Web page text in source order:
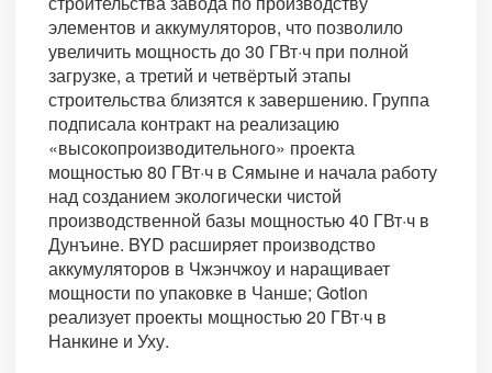
элементов и аккумуляторов, что позволило
увеличить мощность до 30 ГВт·ч при полной
загрузке, а третий и четвёртый этапы
строительства близятся к завершению. Группа
подписала контракт на реализацию
«высокопроизводительного» проекта
мощностью 80 ГВт·ч в Сямыне и начала работу
над созданием экологически чистой
производственной базы мощностью 40 ГВт·ч в
Дунъине. BYD расширяет производство
аккумуляторов в Чжэнчжоу и наращивает
мощности по упаковке в Чанше; Gotion
реализует проекты мощностью 20 ГВт·ч в
Нанкине и Уху.